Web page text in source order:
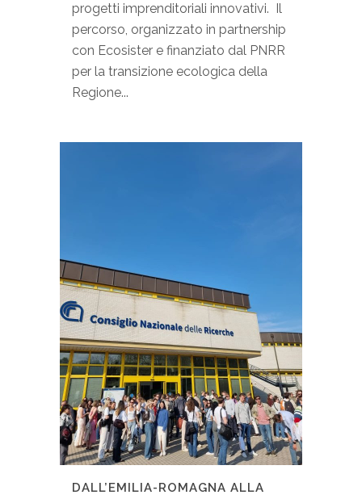
progetti imprenditoriali innovativi. Il
percorso, organizzato in partnership
con Ecosister e finanziato dal PNRR
per la transizione ecologica della
Regione...
DALL’EMILIA-ROMAGNA ALLA